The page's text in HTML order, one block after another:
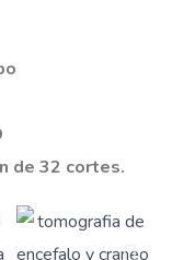
de 32 cortes.